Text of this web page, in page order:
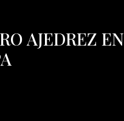
AJEDREZ EN